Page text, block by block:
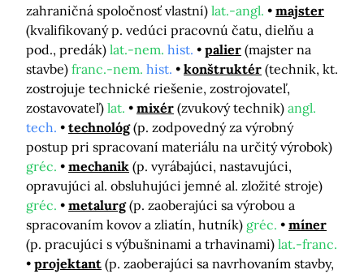
zahraničná spoločnosť vlastní) lat.-angl.
majster
(kvalifikovaný p. vedúci pracovnú čatu, dielňu a
pod., predák) lat.-nem. hist. palier (majster na
stavbe) franc.-nem. hist. konštruktér (technik, kt.
zostrojuje technické riešenie, zostrojovateľ,
zostavovateľ) lat. mixér (zvukový technik) angl.
tech.
technológ (p. zodpovedný za výrobný
postup pri spracovaní materiálu na určitý výrobok)
gréc.
mechanik (p. vyrábajúci, nastavujúci,
opravujúci al. obsluhujúci jemné al. zložité stroje)
gréc.
metalurg (p. zaoberajúci sa výrobou a
spracovaním kovov a zliatín, hutník) gréc.
míner
(p. pracujúci s výbušninami a trhavinami) lat.-franc.
projektant (p. zaoberajúci sa navrhovaním stavby,